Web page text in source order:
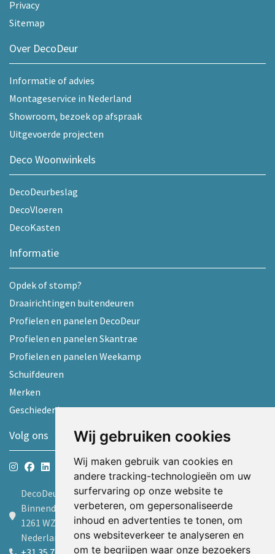
Wij gebruiken cookies
Wij maken gebruik van cookies en
andere tracking-technologieën om uw
surfervaring op onze website te
verbeteren, om gepersonaliseerde
inhoud en advertenties te tonen, om
ons websiteverkeer te analyseren en
om te begrijpen waar onze bezoekers
Privacy
Sitemap
Over DecoDeur
Informatie of advies
Montageservice in Nederland
Showroom, bezoek op afspraak
Uitgevoerde projecten
Deco Woonwinkels
DecoDeurbeslag
DecoVloeren
DecoKasten
Informatie
Opdek of stomp?
Draairichtingen buitendeuren
Profielen en panelen DecoDeur
Profielen en panelen Skantrae
Profielen en panelen Weekamp
Schuifdeuren
Merken
Geschiedenis
Volg ons
DecoDeur B.V.
Binnendelta 9d
1261 WZ Blaricum
Nederland